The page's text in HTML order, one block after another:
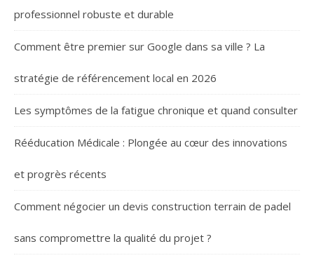
professionnel robuste et durable
Comment être premier sur Google dans sa ville ? La
stratégie de référencement local en 2026
Les symptômes de la fatigue chronique et quand consulter
Rééducation Médicale : Plongée au cœur des innovations
et progrès récents
Comment négocier un devis construction terrain de padel
sans compromettre la qualité du projet ?